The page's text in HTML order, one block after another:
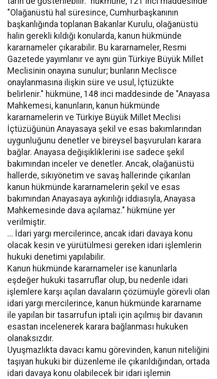
"Olağanüstü hal süresince, Cumhurbaşkanının
başkanlığında toplanan Bakanlar Kurulu, olağanüstü
halin gerekli kıldığı konularda, kanun hükmünde
kararnameler çıkarabilir. Bu kararnameler, Resmi
Gazetede yayımlanır ve aynı gün Türkiye Büyük Millet
Meclisinin onayına sunulur; bunların Meclisce
onaylanmasına ilişkin süre ve usul, İçtüzükte
belirlenir." hükmüne, 148 inci maddesinde de "Anayasa
Mahkemesi, kanunların, kanun hükmünde
kararnamelerin ve Türkiye Büyük Millet Meclisi
İçtüzüğünün Anayasaya şekil ve esas bakımlarından
uygunluğunu denetler ve bireysel başvuruları karara
bağlar. Anayasa değişikliklerini ise sadece şekil
bakımından inceler ve denetler. Ancak, olağanüstü
hallerde, sıkıyönetim ve savaş hallerinde çıkarılan
kanun hükmünde kararnamelerin şekil ve esas
bakımından Anayasaya aykırılığı iddiasıyla, Anayasa
Mahkemesinde dava açılamaz." hükmüne yer
verilmiştir.
... İdari yargı mercilerince, ancak idari davaya konu
olacak kesin ve yürütülmesi gereken idari işlemlerin
hukuki denetimi yapılabilir.
Kanun hükmünde kararnameler ise kanunlarla
eşdeğer hukuki tasarruflar olup, bu nedenle idari
işlemlere karşı açılan davaların çözümüyle görevli olan
idari yargı mercilerince, kanun hükmünde kararname
ile yapılan bir tasarrufun iptali için açılmış bir davanın
esastan incelenerek karara bağlanması hukuken
olanaksızdır.
Uyuşmazlıkta davacı kamu görevinden, kanun niteliğini
taşıyan hukuki bir düzenleme ile çıkarıldığından, ortada
idari davaya konu olabilecek bir idari işlemin